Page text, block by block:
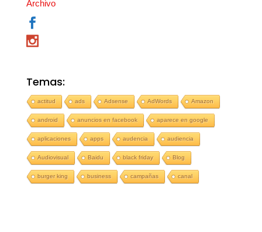
Archivo
Temas:
actitud ads Adsense AdWords Amazon
android anuncios en facebook aparece en google
aplicaciones apps audencia audiencia
Audiovisual Baidu black friday Blog
burger king business campañas canal